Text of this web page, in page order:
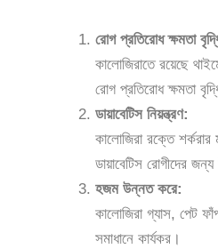
রোগ প্রতিরোধ ক্ষমতা
কালোজিরাতে রয়েছে
রোগ প্রতিরোধ ক্ষমতা
ডায়াবেটিস নিয়ন্ত্রণ:
কালোজিরা রক্তে শর্করার
ডায়াবেটিস রোগীদের
হজম উন্নত করে:
কালোজিরা গ্যাস, পেট
সমাধানে কার্যকর।